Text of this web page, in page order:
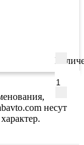
несут